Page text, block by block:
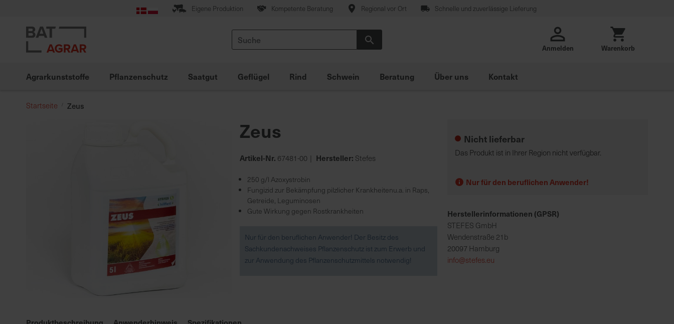
springen
Eigene Produktion Kompetente Beratung Regional vor Ort Schnelle und zuverlässige Lieferung
Suche
Anmelden Warenkorb
Agrarkunststoffe Pflanzenschutz Saatgut Geflügel Rind Schwein Beratung Über uns Kontakt
Startseite Zeus
Zeus
Artikel-Nr. 67481-00 Hersteller: Stefes
250 g/l Azoxystrobin
Fungizid zur Bekämpfung pilzlicher Krankheitenu.a. in Raps,
Getreide, Leguminosen
Gute Wirkung gegen Rostkrankheiten
Nur für den beruflichen Anwender! Der Besitz des
Sachkundenachweises Pflanzenschutz ist zum Erwerb und
zur Anwendung des Pflanzenschutzmittels notwendig!
Nicht lieferbar
Das Produkt ist in Ihrer Region nicht verfügbar.
Nur für den beruflichen Anwender!
Herstellerinformationen (GPSR)
STEFES GmbH
Wendenstraße 21b
20097 Hamburg
info@stefes.eu